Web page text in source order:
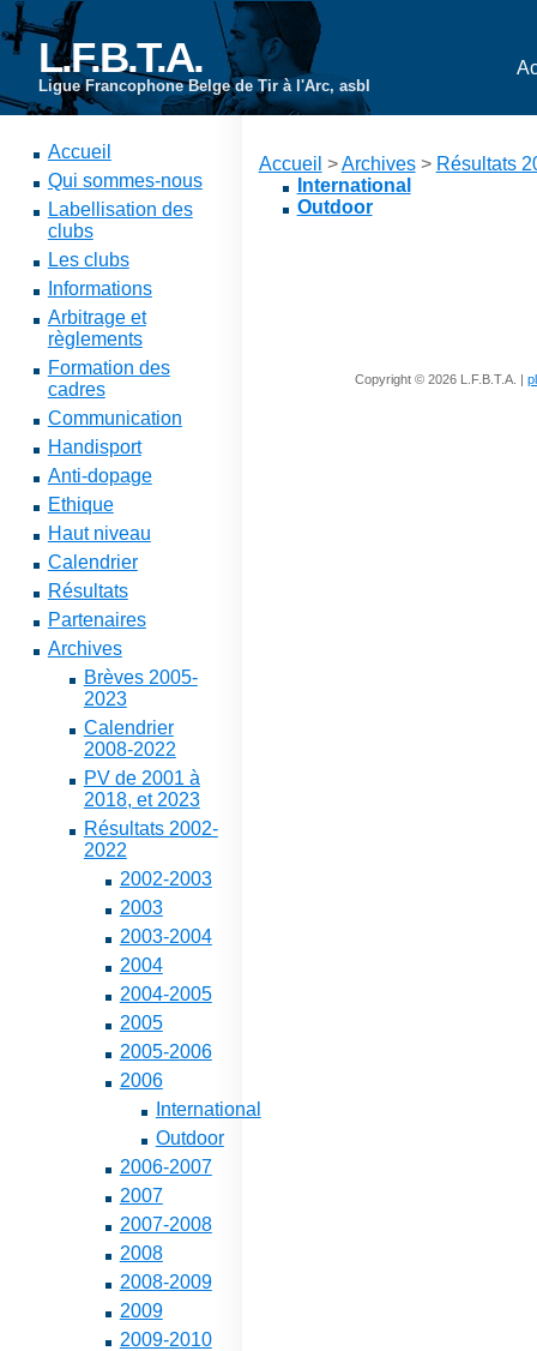
L.F.B.T.A.
Ligue Francophone Belge de Tir à l'Arc, asbl
Accueil
Qui sommes-nous
Labellisation des
clubs
Les clubs
Informations
Arbitrage et
règlements
Formation des
cadres
Communication
Handisport
Anti-dopage
Ethique
Haut niveau
Calendrier
Résultats
Partenaires
Archives
Brèves 2005-
2023
Calendrier
2008-2022
PV de 2001 à
2018, et 2023
Résultats 2002-
2022
2002-2003
2003
2003-2004
2004
2004-2005
2005
2005-2006
2006
International
Outdoor
2006-2007
2007
2007-2008
2008
2008-2009
2009
2009-2010
Accueil >Archives> Résultats
International
Outdoor
Copyright © 2026 L.F.B.T.A. |